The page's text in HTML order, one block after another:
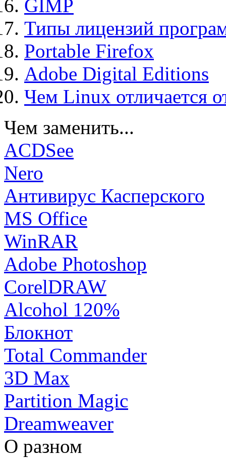
GIMP
Типы лицензий
Portable Firefox
Adobe Digital Editions
Чем Linux отличается
Чем заменить...
ACDSee
Nero
Антивирус Касперского
MS Office
WinRAR
Adobe Photoshop
CorelDRAW
Alcohol 120%
Блокнот
Total Commander
3D Max
Partition Magic
Dreamweaver
О разном